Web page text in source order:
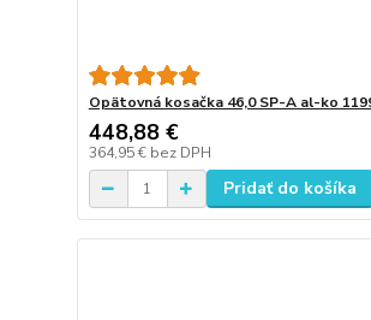
Opätovná kosačka 46,0 SP-A al-ko
448,88 €
364,95 € bez DPH
Pridať do košíka